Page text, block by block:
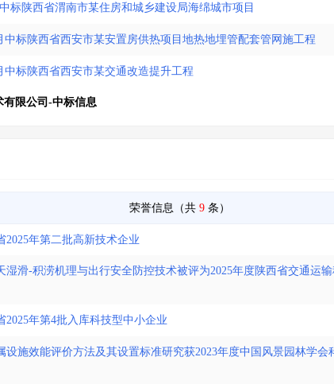
标陕西省渭南市某住房和城乡建设局海绵城市项目
中标陕西省西安市某安置房供热项目地热地埋管配套管网施工程
中标陕西省西安市某交通改造提升工程
有限公司-中标信息
荣誉信息（共 9条）
2025年第二批高新技术企业
湿滑-积涝机理与出行安全防控技术被评为2025年度陕西省交通运
2025年第4批入库科技型中小企业
设施效能评价方法及其设置标准研究获2023年度中国风景园林学会